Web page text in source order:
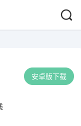
安卓版下载